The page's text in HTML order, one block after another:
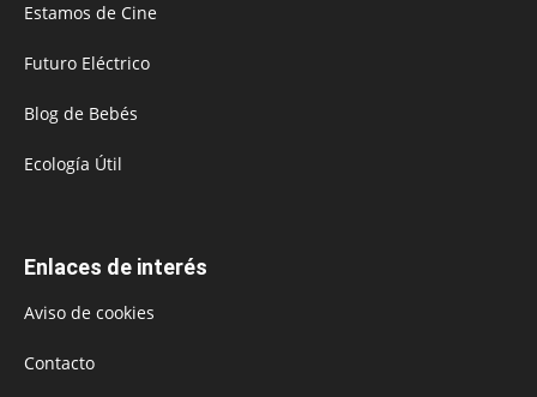
Estamos de Cine
Futuro Eléctrico
Blog de Bebés
Ecología Útil
Enlaces de interés
Aviso de cookies
Contacto